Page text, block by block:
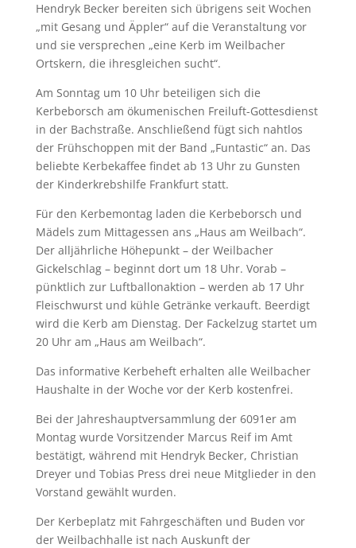
Hendryk Becker bereiten sich übrigens seit Wochen
„mit Gesang und Äppler“ auf die Veranstaltung vor
und sie versprechen „eine Kerb im Weilbacher
Ortskern, die ihresgleichen sucht“.
Am Sonntag um 10 Uhr beteiligen sich die
Kerbeborsch am ökumenischen Freiluft-Gottesdienst
in der Bachstraße. Anschließend fügt sich nahtlos
der Frühschoppen mit der Band „Funtastic“ an. Das
beliebte Kerbekaffee findet ab 13 Uhr zu Gunsten
der Kinderkrebshilfe Frankfurt statt.
Für den Kerbemontag laden die Kerbeborsch und
Mädels zum Mittagessen ans „Haus am Weilbach“.
Der alljährliche Höhepunkt – der Weilbacher
Gickelschlag – beginnt dort um 18 Uhr. Vorab –
pünktlich zur Luftballonaktion – werden ab 17 Uhr
Fleischwurst und kühle Getränke verkauft. Beerdigt
wird die Kerb am Dienstag. Der Fackelzug startet um
20 Uhr am „Haus am Weilbach“.
Das informative Kerbeheft erhalten alle Weilbacher
Haushalte in der Woche vor der Kerb kostenfrei.
Bei der Jahreshauptversammlung der 6091er am
Montag wurde Vorsitzender Marcus Reif im Amt
bestätigt, während mit Hendryk Becker, Christian
Dreyer und Tobias Press drei neue Mitglieder in den
Vorstand gewählt wurden.
Der Kerbeplatz mit Fahrgeschäften und Buden vor
der Weilbachhalle ist nach Auskunft der